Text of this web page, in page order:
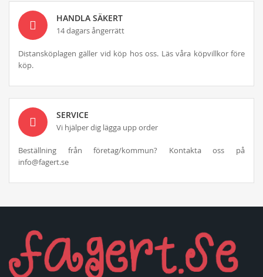
HANDLA SÄKERT
14 dagars ångerrätt
Distansköplagen gäller vid köp hos oss. Läs våra köpvillkor före
köp.
SERVICE
Vi hjälper dig lägga upp order
Beställning från företag/kommun? Kontakta oss på
info@fagert.se